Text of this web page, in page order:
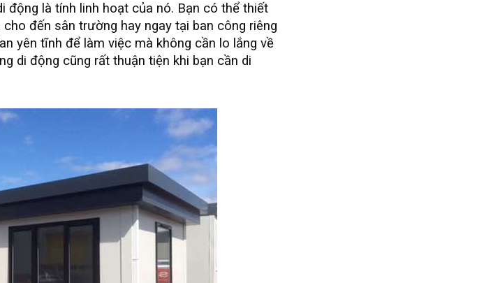
là tính linh hoạt của nó. Bạn có thể thiết
đến sân trường hay ngay tại ban công riêng
yên tĩnh để làm việc mà không cần lo lắng về
di động cũng rất thuận tiện khi bạn cần di